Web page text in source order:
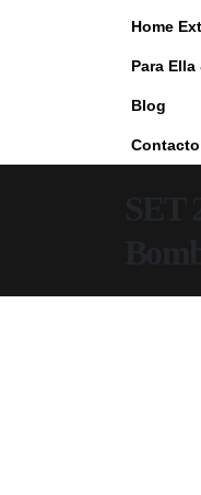
Home
Para Ella
Blog
Contacto